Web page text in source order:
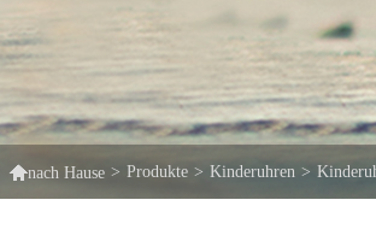
nach Hause > Produkte > Kinderuhren >